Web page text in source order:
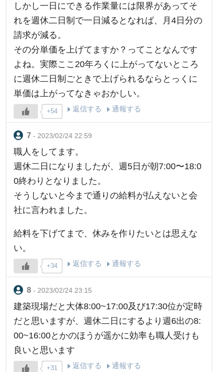
しかし一日にできる作業量には限界があってそ
れを週休二日制で一日減るとなれば、月4日分の
請求が減る。
その分単価を上げてますか？ってことなんです
よね。実際ここ20年ろくに上がってないところ
に週休二日制ごときで上げられるならとっくに
単価は上がってなきゃおかしい。
+54 返信する 通報する
- 2023/02/24 22:59
職人をしてます。
週休二日になりましたが、週5日が朝7:00〜18:0
0終わりとなりました。
そうしないと今まで通りの給料が払えないと会
社に言われました。
給料を下げてまで、休みを作りたいとは思えな
い。
+34 返信する 通報する
- 2023/02/24 23:15
建築現場だと大体8:00~17:00及び17:30位が定時
だと思いますが、週休二日にするより週6出の8:
00~16:00とかのほうが遥かに効率も職人受けも
良いと思います
+31 返信する 通報する